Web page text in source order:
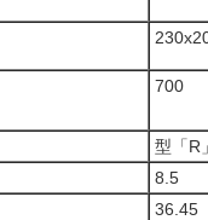
700
型「R」
8.5
36.45